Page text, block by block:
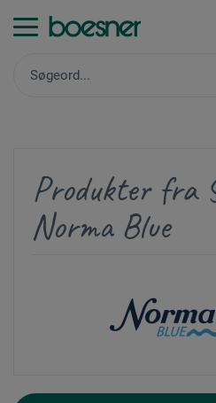
Produkter fra
Norma Blue